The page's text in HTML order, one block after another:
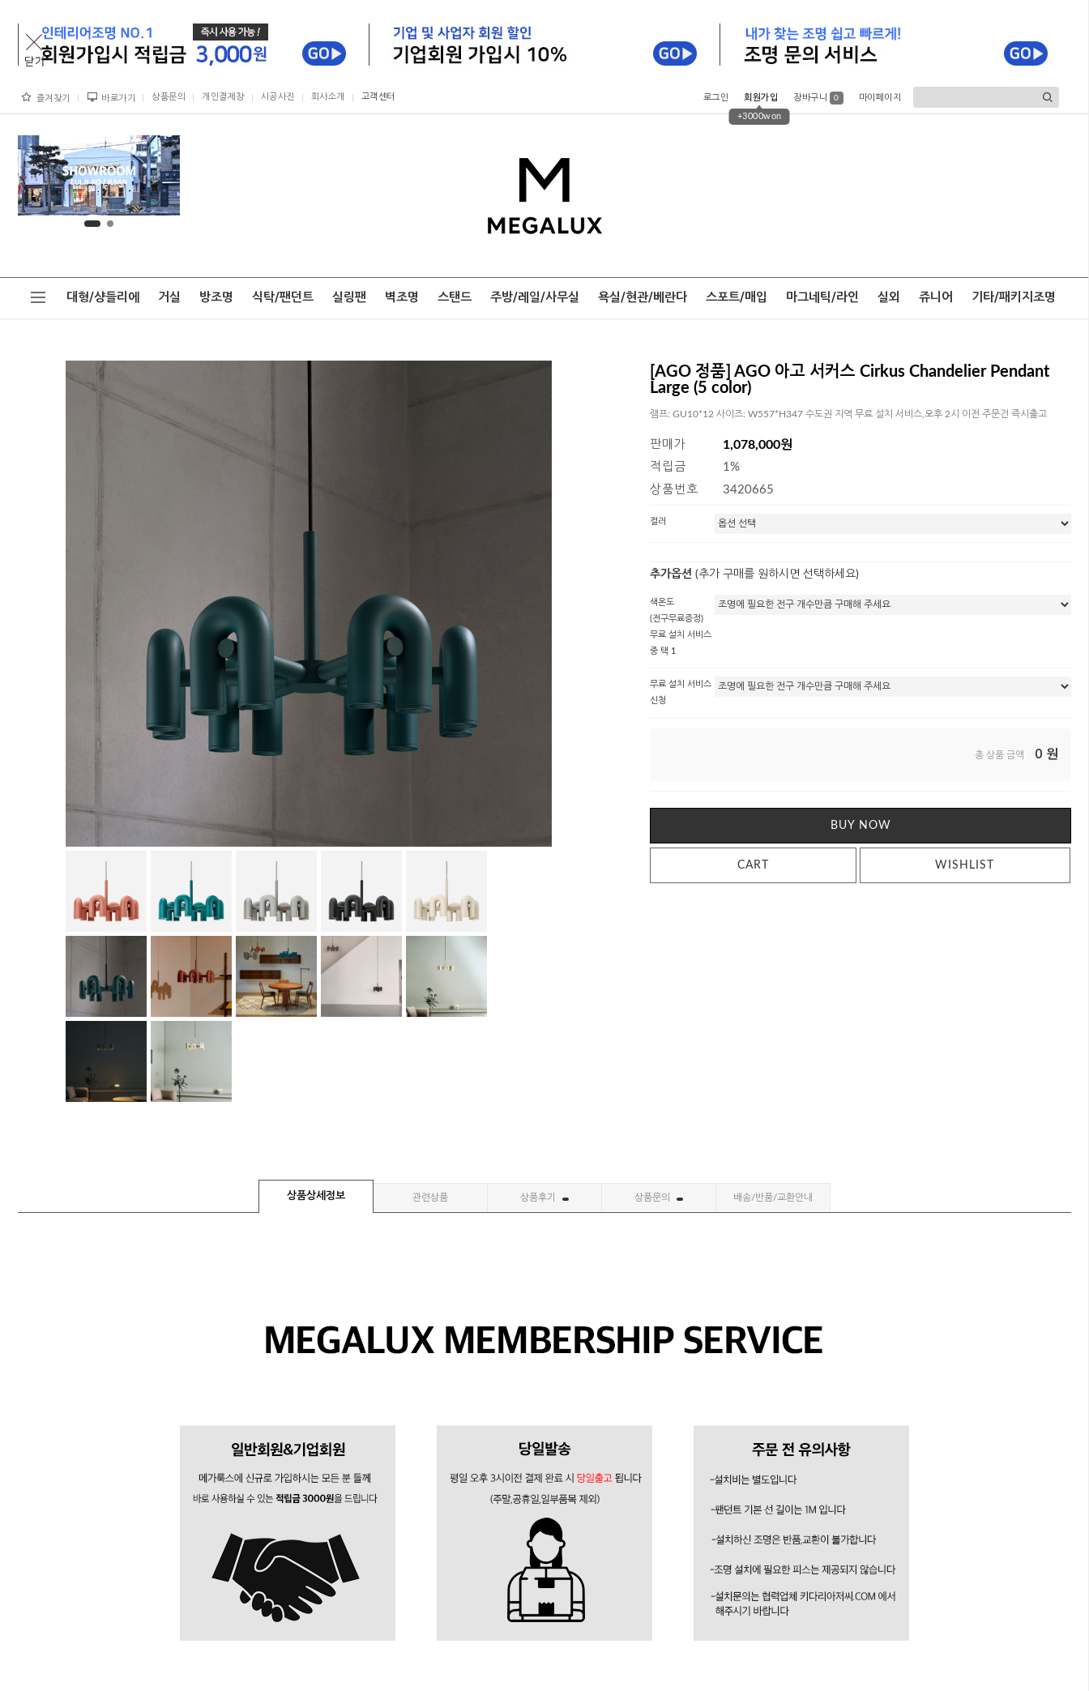
즐겨찾기 바로가기 상품문의 개인결제창 시공사진 회사소개 고객센터 로그인 회원가입
+3000won
장바구니 0 마이페이지
대형/샹들리에 거실 방조명 식탁/팬던트 실링팬 벽조명 스탠드 주방/레일/사무실 욕실/현관/베란다 스포트/매입 마그네틱/라인 실외 쥬니어 기타/패키지조명
[AGO 정품] AGO 아고 서커스 Cirkus Chandelier Pendant
Large (5 color)
램프: GU10*12 사이즈: W557*H347 수도권 지역 무료 설치 서비스,오후 2시 이전 주문건 즉시출고
판매가 1,078,000원
적립금
1%
상품번호
3420665
컬러
추가옵션 (추가 구매를 원하시면 선택하세요)
색온도
(전구무료증정)
무료 설치 서비스
중 택 1
무료 설치 서비스
신청
총 상품 금액 0 원
BUY NOW
CART WISHLIST
상품상세정보 관련상품 상품후기 상품문의 배송/반품/교환안내